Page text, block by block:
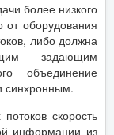
более низкого
от оборудования
либо должна
задающим
объединение
синхронным.
скорость
информации из